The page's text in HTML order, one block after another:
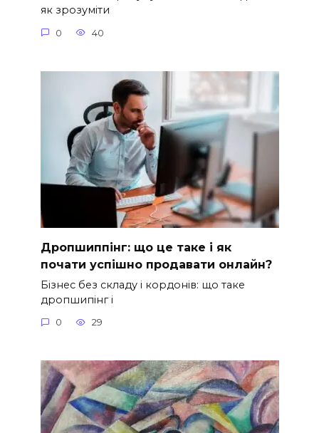
як зрозуміти
0 40
Дропшиппінг: що це таке і як
почати успішно продавати онлайн?
Бізнес без складу і кордонів: що таке
дропшипінг і
0 29